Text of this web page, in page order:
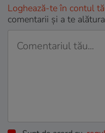
Loghează-te în contul
comentarii și a te